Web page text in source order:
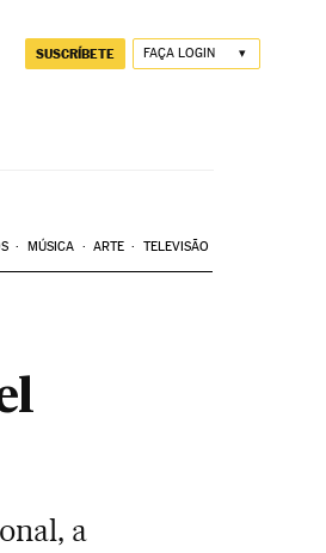
SUSCRÍBETE FAÇA LOGIN
MÚSICA ARTE TELEVISÃO
a